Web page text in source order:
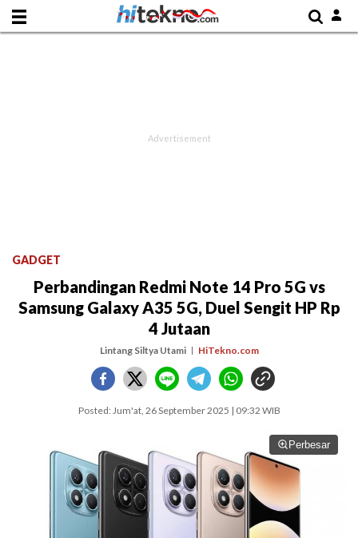
GADGET
Perbandingan Redmi Note 14 Pro 5G vs
Samsung Galaxy A35 5G, Duel Sengit HP Rp
4 Jutaan
Lintang Siltya Utami HiTekno.com
Posted: Jum'at, 26 September 2025 | 09:32 WIB
Perbesar